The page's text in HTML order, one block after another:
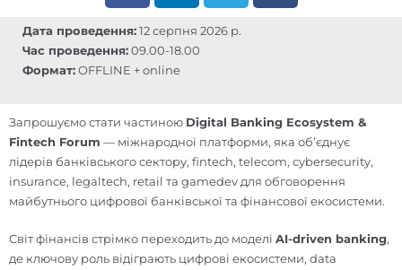
e
b
k
k
e
n
e
m
Дата проведення: 12 серпня 2026 р.
Час проведення: 09.00-18.00
Формат: OFFLINE + online
Запрошуємо стати частиною Digital Banking Ecosystem &
Fintech Forum — міжнародної платформи, яка об’єднує
лідерів банківського сектору, fintech, telecom, cybersecurity,
insurance, legaltech, retail та gamedev для обговорення
майбутнього цифрової банківської та фінансової екосистеми.
Світ фінансів стрімко переходить до моделі AI-driven banking,
де ключову роль відіграють цифрові екосистеми, data